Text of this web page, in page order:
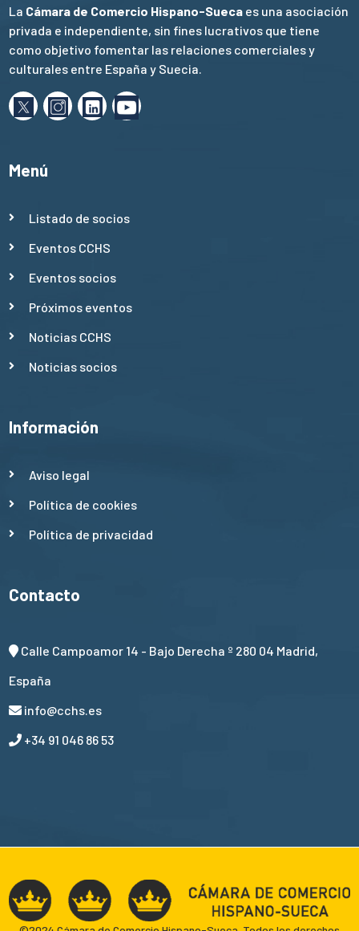
La Cámara de Comercio Hispano-Sueca es una asociación
privada e independiente, sin fines lucrativos que tiene
como objetivo fomentar las relaciones comerciales y
culturales entre España y Suecia.
Menú
Listado de socios
Eventos CCHS
Eventos socios
Próximos eventos
Noticias CCHS
Noticias socios
Información
Aviso legal
Política de cookies
Política de privacidad
Contacto
Calle Campoamor 14 - Bajo Derecha º 280 04 Madrid,
España
info@cchs.es
+34 91 046 86 53